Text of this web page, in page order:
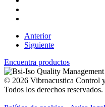
Anterior
Siguiente
Encuentra productos
© 2026 Vibroacustica Control
Todos los derechos